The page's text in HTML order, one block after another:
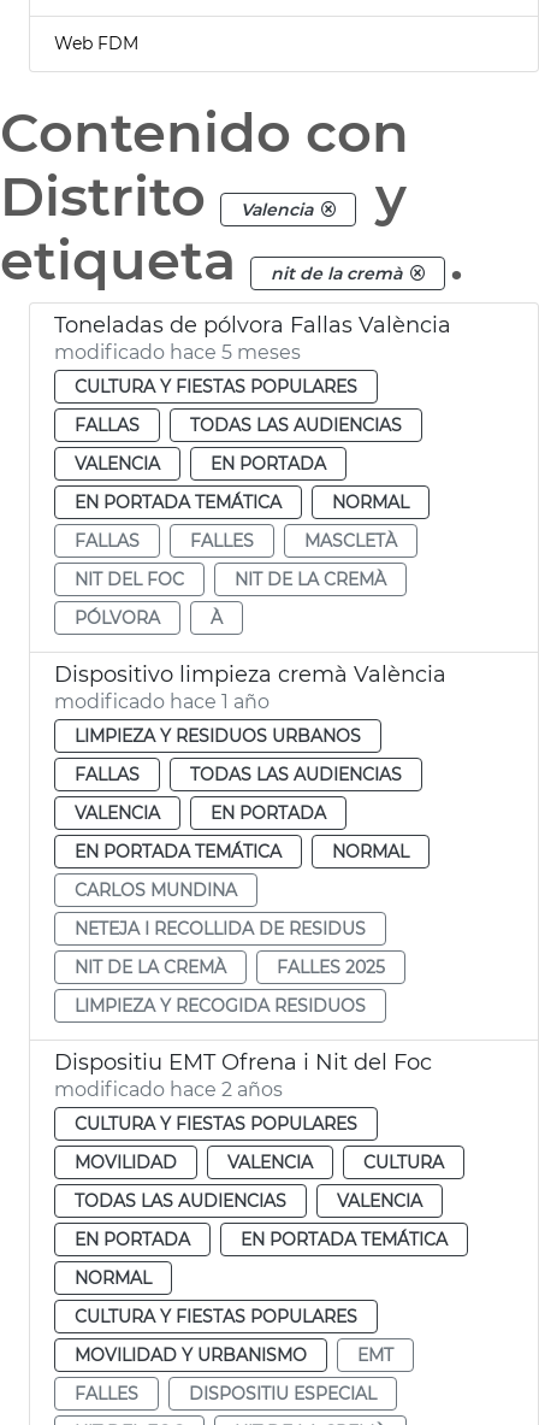
Web FDM
Contenido con
Distrito
Valencia
y
etiqueta
nit de la cremà .
Toneladas de pólvora Fallas València
modificado hace 5 meses
CULTURA Y FIESTAS POPULARES
FALLAS
TODAS LAS AUDIENCIAS
VALENCIA
EN PORTADA
EN PORTADA TEMÁTICA
NORMAL
FALLAS
FALLES
MASCLETÀ
NIT DEL FOC
NIT DE LA CREMÀ
PÓLVORA
À
Dispositivo limpieza cremà València
modificado hace 1 año
LIMPIEZA Y RESIDUOS URBANOS
FALLAS
TODAS LAS AUDIENCIAS
VALENCIA
EN PORTADA
EN PORTADA TEMÁTICA
NORMAL
CARLOS MUNDINA
NETEJA I RECOLLIDA DE RESIDUS
NIT DE LA CREMÀ
FALLES 2025
LIMPIEZA Y RECOGIDA RESIDUOS
Dispositiu EMT Ofrena i Nit del Foc
modificado hace 2 años
CULTURA Y FIESTAS POPULARES
MOVILIDAD
VALENCIA
CULTURA
TODAS LAS AUDIENCIAS
VALENCIA
EN PORTADA
EN PORTADA TEMÁTICA
NORMAL
CULTURA Y FIESTAS POPULARES
MOVILIDAD Y URBANISMO
EMT
FALLES
DISPOSITIU ESPECIAL